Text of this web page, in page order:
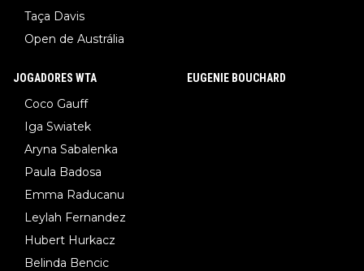
Taça Davis
Open de Austrália
JOGADORES WTA
Coco Gauff
Iga Swiatek
Aryna Sabalenka
Paula Badosa
Emma Raducanu
Leylah Fernandez
Hubert Hurkacz
Belinda Bencic
EUGENIE BOUCHARD